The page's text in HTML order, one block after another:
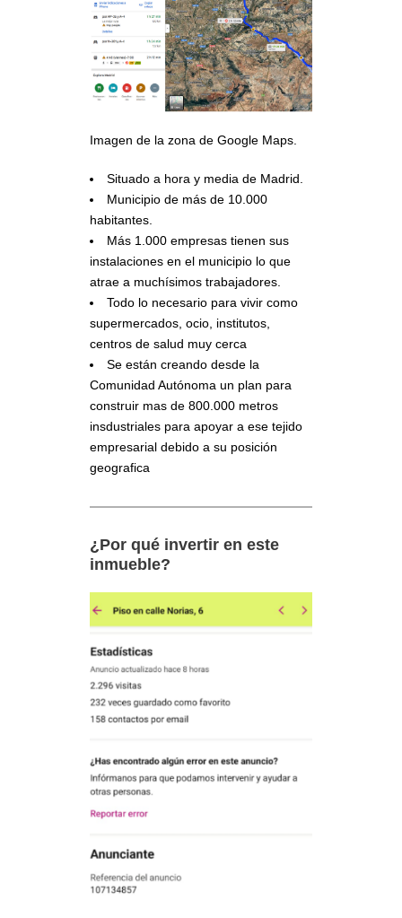
Imagen de la zona de Google Maps.
Situado a hora y media de Madrid.
Municipio de más de 10.000
habitantes.
Más 1.000 empresas tienen sus
instalaciones en el municipio lo que
atrae a muchísimos trabajadores.
Todo lo necesario para vivir como
supermercados, ocio, institutos,
centros de salud muy cerca
Se están creando desde la
Comunidad Autónoma un plan para
construir mas de 800.000 metros
insdustriales para apoyar a ese tejido
empresarial debido a su posición
geografica
¿Por qué invertir en este
inmueble?